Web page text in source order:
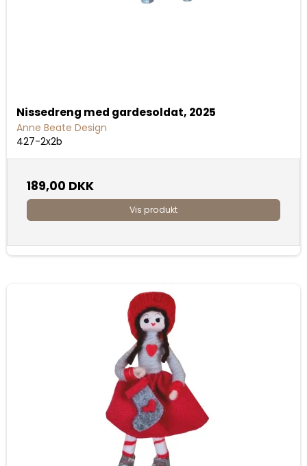
Nissedreng med gardesoldat, 2025
Anne Beate Design
427-2x2b
189,00 DKK
Vis produkt